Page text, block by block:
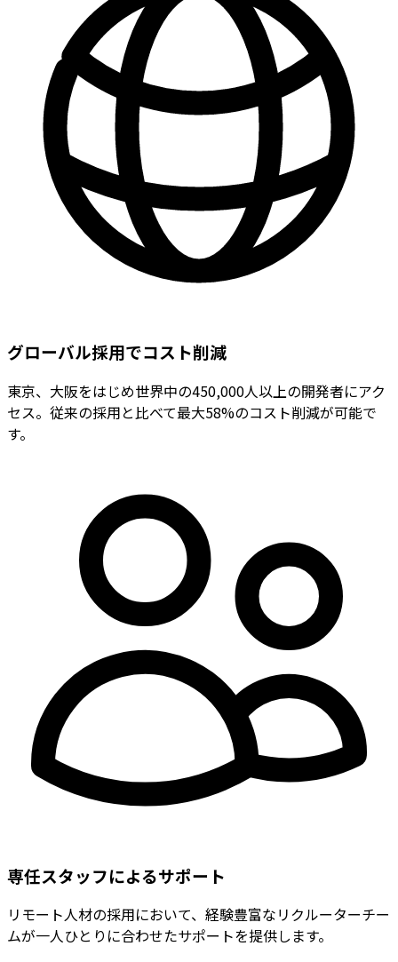
グローバル採用でコスト削減
東京、大阪をはじめ世界中の450,000人以上の開発者にアク
セス。従来の採用と比べて最大58%のコスト削減が可能で
す。
専任スタッフによるサポート
リモート人材の採用において、経験豊富なリクルーターチー
ムが一人ひとりに合わせたサポートを提供します。